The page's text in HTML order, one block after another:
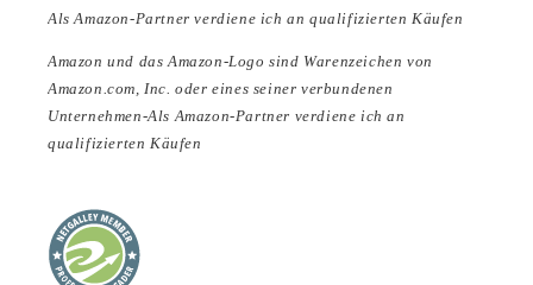
Als Amazon-Partner verdiene ich an qualifizierten Käufen
Amazon und das Amazon-Logo sind Warenzeichen von
Amazon.com, Inc. oder eines seiner verbundenen
Unternehmen-Als Amazon-Partner verdiene ich an
qualifizierten Käufen